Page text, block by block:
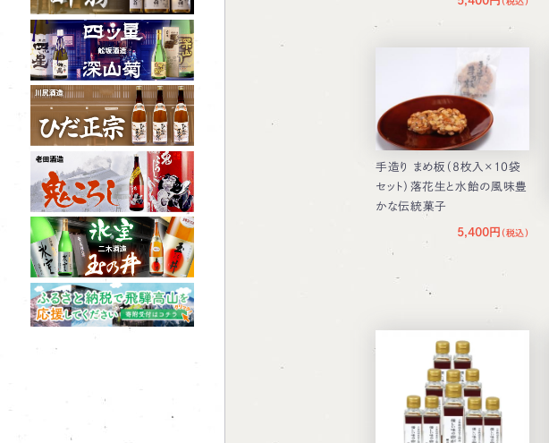
手造り まめ板（8枚入×10袋
セット）落花生と水飴の風味豊
かな伝統菓子
5,400円